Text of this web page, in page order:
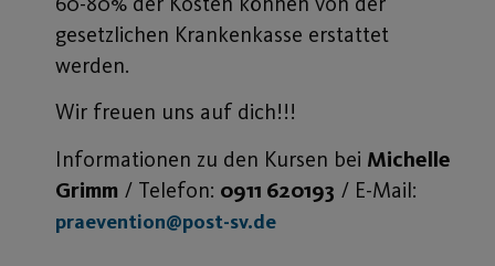
gesetzlichen Krankenkasse erstattet
werden.
Wir freuen uns auf dich!!!
Informationen zu den Kursen bei Michelle
Grimm / Telefon: 0911 620193 / E-Mail:
praevention@post-sv.de